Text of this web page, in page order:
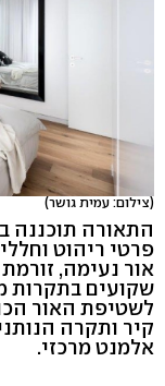
(צילום: עמית גושר)
התאורה תוכננה
פרטי ריהוט
אור נעימה, זורמת
שקועים בתקרות
לשטיפת האור
קיר ותקרה
אלמנט מרכזי.